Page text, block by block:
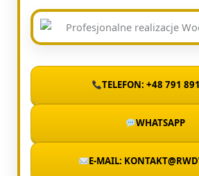
TELEFON: +48 791
WHATSAPP
E-MAIL: